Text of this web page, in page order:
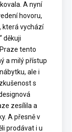
A nyní
hovoru,
která vychází
děkuji
tento
a milý přístup
ale i
s
zesílila a
A přesně v
prodávat i u